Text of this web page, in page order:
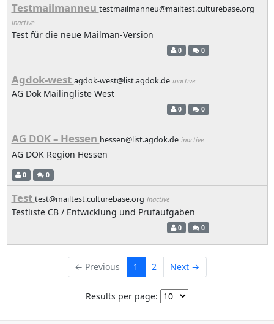
Testmailmanneu testmailmanneu@mailtest.culturebase.org
inactive
Test für die neue Mailman-Version
0 0
Agdok-west agdok-west@list.agdok.de inactive
AG Dok Mailingliste West
0 0
AG DOK – Hessen hessen@list.agdok.de inactive
AG DOK Region Hessen
0 0
Test test@mailtest.culturebase.org inactive
Testliste CB / Entwicklung und Prüfaufgaben
0 0
← Previous 1 2 Next →
Results per page: